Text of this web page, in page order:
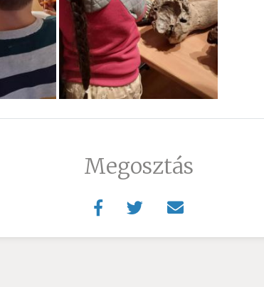
Megosztás